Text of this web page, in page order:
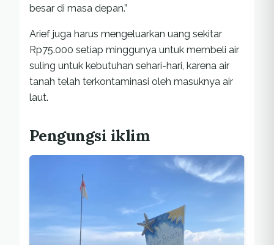
besar di masa depan.”
Arief juga harus mengeluarkan uang sekitar
Rp75.000 setiap minggunya untuk membeli air
suling untuk kebutuhan sehari-hari, karena air
tanah telah terkontaminasi oleh masuknya air
laut.
Pengungsi iklim